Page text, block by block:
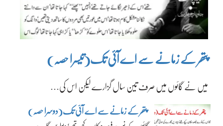
پتھر کے زمانے سے اے آئی تک(تیسرا حصہ)
میں نے گائوں میں صرف تین سال گزارے لیکن اس کی…
پتھر کے زمانے سے اے آئی تک(دوسرا حصہ)